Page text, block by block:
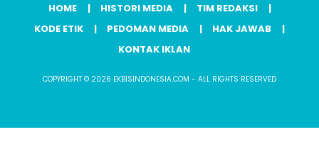
HOME HISTORI MEDIA
TIM REDAKSI
KODE ETIK
PEDOMAN MEDIA
HAK JAWAB
KONTAK IKLAN
COPYRIGHT © 2026 EKBISINDONESIA.COM - ALL RIGHTS RESERVED